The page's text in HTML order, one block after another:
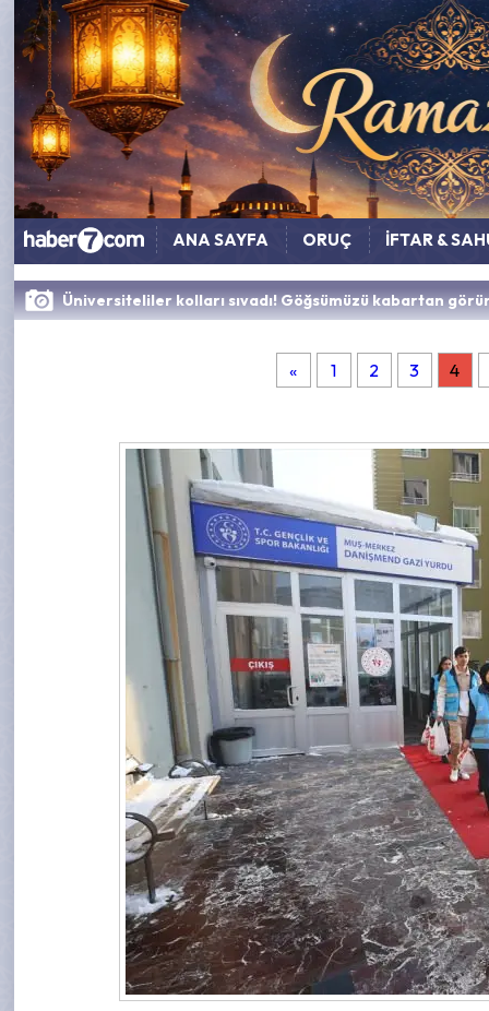
ANA SAYFA ORUÇ İFTAR &
Üniversiteliler kolları sıvadı! Göğsümüzü kabartan
« 1 2 3 4